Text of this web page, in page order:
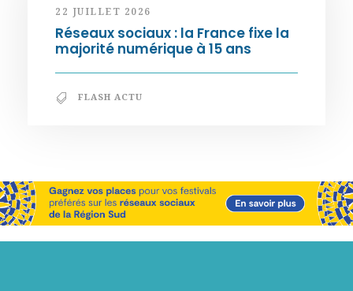
22 JUILLET 2026
Réseaux sociaux : la France fixe la
majorité numérique à 15 ans
FLASH ACTU